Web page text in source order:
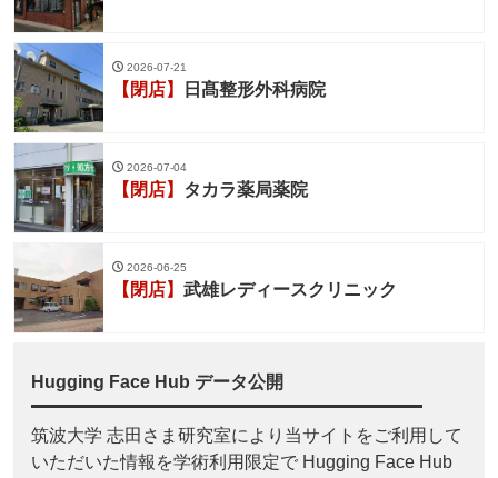
2026-07-21
【閉店】 日髙整形外科病院
2026-07-04
【閉店】 タカラ薬局薬院
2026-06-25
【閉店】 武雄レディースクリニック
Hugging Face Hub データ公開
筑波大学 志田さま研究室により当サイトをご利用して
いただいた情報を学術利用限定で Hugging Face Hub